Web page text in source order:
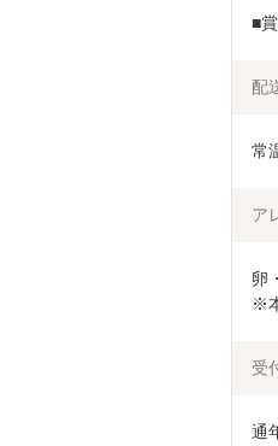
■
配
常
ア
卵
※
受
通